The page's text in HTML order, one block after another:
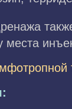
места